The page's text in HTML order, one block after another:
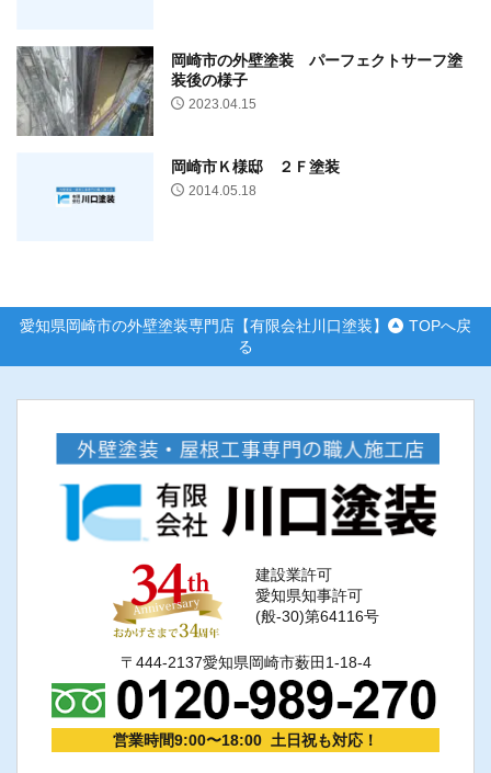
岡崎市の外壁塗装 パーフェクトサーフ塗
装後の様子
2023.04.15
岡崎市Ｋ様邸 ２Ｆ塗装
2014.05.18
愛知県岡崎市の外壁塗装専門店【有限会社川口塗装】
TOPへ戻
る
建設業許可
愛知県知事許可
(般-30)第64116号
〒444-2137愛知県岡崎市薮田1-18-4
営業時間9:00〜18:00 土日祝も対応！